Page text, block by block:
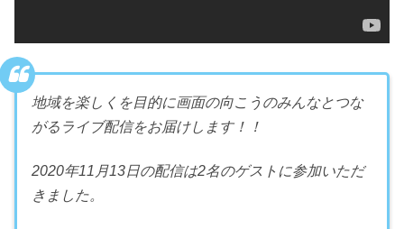
地域を楽しくを目的に画面の向こうのみんなとつな
がるライブ配信をお届けします！！
2020年11月13日の配信は2名のゲストに参加いただ
きました。